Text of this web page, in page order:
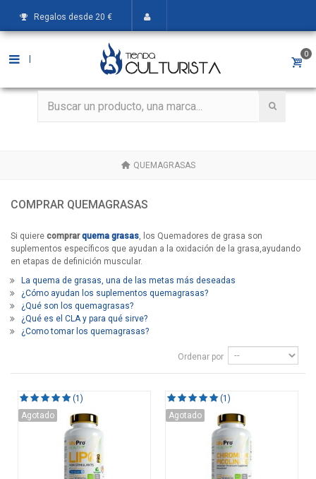
Regalos desde 20 €
0
QUEMAGRASAS
COMPRAR QUEMAGRASAS
Si quiere comprarquema grasas, los Quemadores de grasa son
suplementos específicos que ayudan a la oxidación de la grasa,ayudando
en etapas de definición muscular.
La quema de grasas, una de las metas más deseadas
¿Cómo ayudan los suplementos quemagrasas?
¿Qué son los quemagrasas?
¿Qué es el CLA y para qué sirve?
¿Como tomar los quemagrasas?
Ordenar por
(1)
Agotado
(1)
Agotado